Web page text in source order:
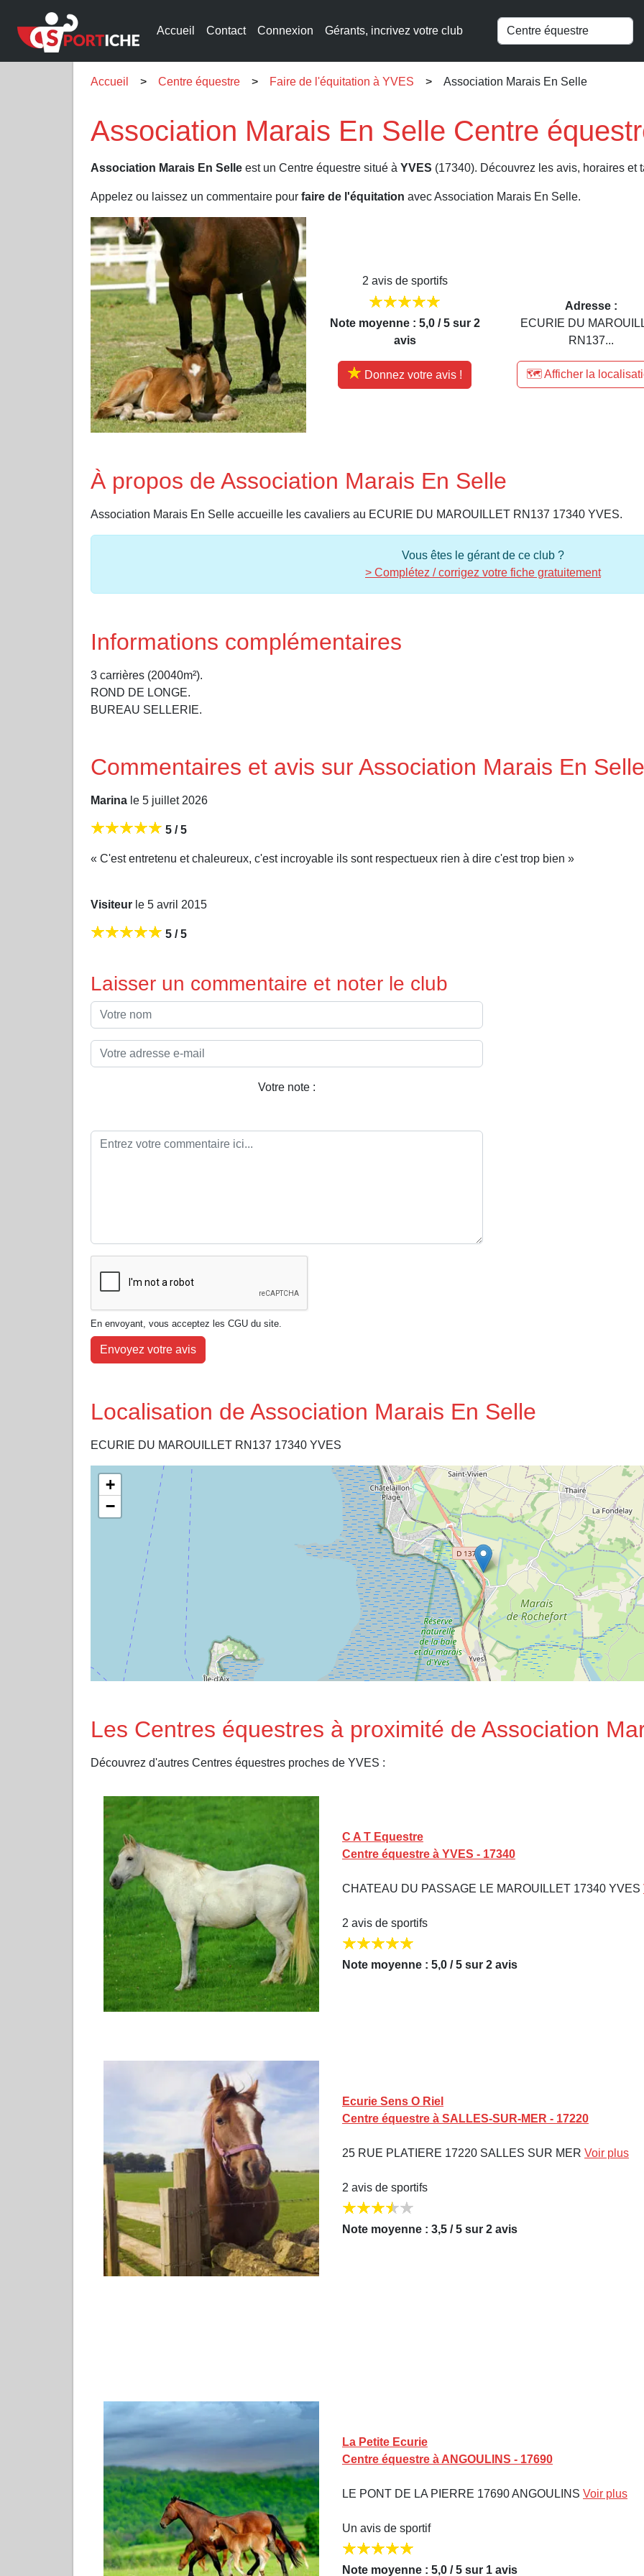
Accueil Contact Connexion Gérants, incrivez votre club
Accueil Centre équestre Faire de l'équitation à YVES Association Marais En Selle
Association Marais En Selle Centre
Association Marais En Selle est un Centre équestre situé à YVES (17340). Découvrez les avis, horaires et
Appelez ou laissez un commentaire pour faire de l'équitation avec Association Marais En Selle.
2 avis de sportifs
Note moyenne : 5,0 / 5 sur 2
avis
Donnez votre avis !
Adresse :
ECURIE DU
RN137...
🗺️ Afficher la
À propos de Association Marais En Selle
Association Marais En Selle accueille les cavaliers au ECURIE DU MAROUILLET RN137 17340 YVES.
Vous êtes le gérant de ce club ?
> Complétez / corrigez votre fiche gratuitement
Informations complémentaires
3 carrières (20040m²).
ROND DE LONGE.
BUREAU SELLERIE.
Commentaires et avis sur Association Marais En Selle
Marina le 5 juillet 2026
5 / 5
« C'est entretenu et chaleureux, c'est incroyable ils sont respectueux rien à dire c'est trop bien »
Visiteur le 5 avril 2015
5 / 5
Laisser un commentaire et noter le club
Votre note :
En envoyant, vous acceptez les CGU du site.
Envoyez votre avis
Localisation de Association Marais En Selle
ECURIE DU MAROUILLET RN137 17340 YVES
+
−
Les Centres équestres à proximité de Association
Découvrez d'autres Centres équestres proches de YVES :
C A T Equestre
Centre équestre à YVES - 17340
CHATEAU DU PASSAGE LE MAROUILLET 17340 YVES
2 avis de sportifs
Note moyenne : 5,0 / 5 sur 2 avis
Ecurie Sens O Riel
Centre équestre à SALLES-SUR-MER - 17220
25 RUE PLATIERE 17220 SALLES SUR MER Voir plus
2 avis de sportifs
Note moyenne : 3,5 / 5 sur 2 avis
La Petite Ecurie
Centre équestre à ANGOULINS - 17690
LE PONT DE LA PIERRE 17690 ANGOULINS Voir plus
Un avis de sportif
Note moyenne : 5,0 / 5 sur 1 avis